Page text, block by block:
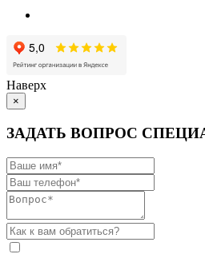
Наверх
×
ЗАДАТЬ ВОПРОС